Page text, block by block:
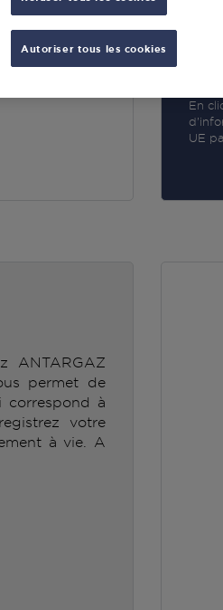
En
UE
ANTARGAZ
permet de
correspond à
votre
à vie. A
Autoriser tous les cookies